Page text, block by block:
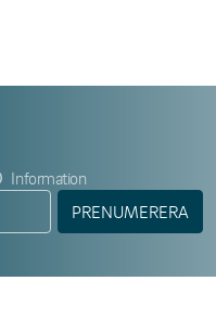
Information
PRENUMERERA